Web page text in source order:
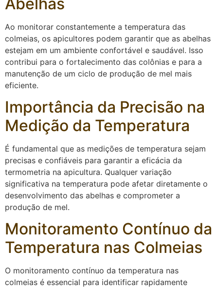
Ao monitorar constantemente a temperatura das
colmeias, os apicultores podem garantir que as abelhas
estejam em um ambiente confortável e saudável. Isso
contribui para o fortalecimento das colônias e para a
manutenção de um ciclo de produção de mel mais
eficiente.
Importância da Precisão na
Medição da Temperatura
É fundamental que as medições de temperatura sejam
precisas e confiáveis para garantir a eficácia da
termometria na apicultura. Qualquer variação
significativa na temperatura pode afetar diretamente o
desenvolvimento das abelhas e comprometer a
produção de mel.
Monitoramento Contínuo da
Temperatura nas Colmeias
O monitoramento contínuo da temperatura nas
colmeias é essencial para identificar rapidamente